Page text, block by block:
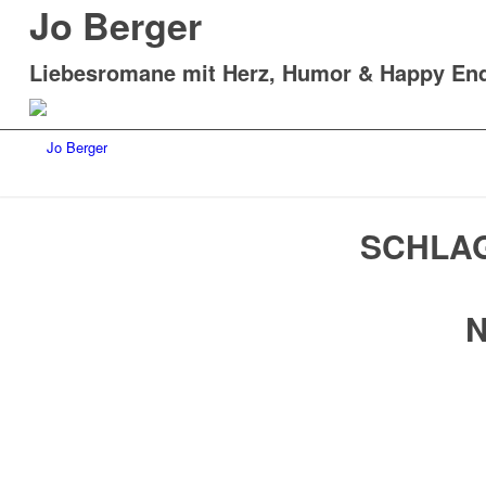
Jo Berger
Liebesromane mit Herz, Humor & Happy